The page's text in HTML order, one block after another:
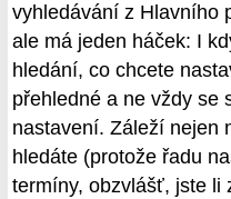
vyhledávání z Hlavního
ale má jeden háček: I
hledání, co chcete
přehledné a ne vždy se
nastavení. Záleží nejen
hledáte (protože řadu
termíny, obzvlášť, jste li